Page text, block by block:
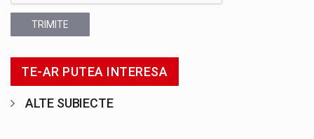
TRIMITE
TE-AR PUTEA INTERESA
ALTE SUBIECTE